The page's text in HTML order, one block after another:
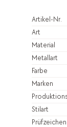
Artikel-Nr.
Art
Material
Metallart
Farbe
Marken
Stilart
Prüfzeichen